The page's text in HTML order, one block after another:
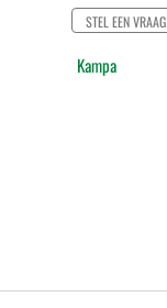
STEL EEN VRAAG
Kampa